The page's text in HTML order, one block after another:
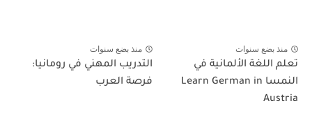
منذ بضع سنوات
تعلم اللغة الألمانية في
النمسا Learn German in
Austria
منذ بضع سنوات
التدريب المهني في رومانيا:
فرصة العرب